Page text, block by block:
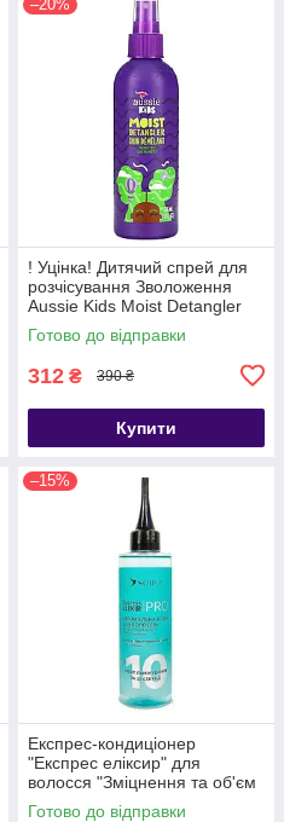
–20%
! Уцінка! Дитячий спрей для
розчісування Зволоження
Aussie Kids Moist Detangler
236 мл
Готово до відправки
312 ₴ 390 ₴
Купити
–15%
Експрес-кондиціонер
"Експрес еліксир" для
волосся "Зміцнення та об'єм
Soika 200 мл
Готово до відправки